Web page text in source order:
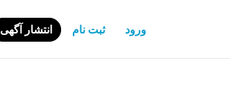
ورود ثبت نام انتشار آگهی